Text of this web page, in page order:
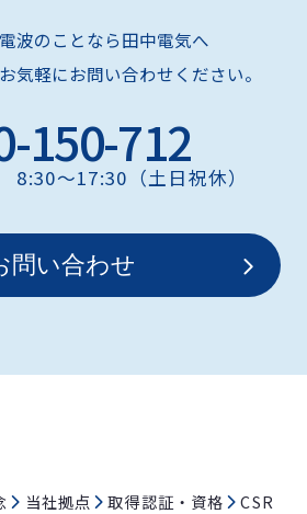
電波のことなら田中電気へ
お気軽にお問い合わせください。
150-712
〜17:30（土日祝休）
問い合わせ
当社拠点 取得認証・資格 CSR